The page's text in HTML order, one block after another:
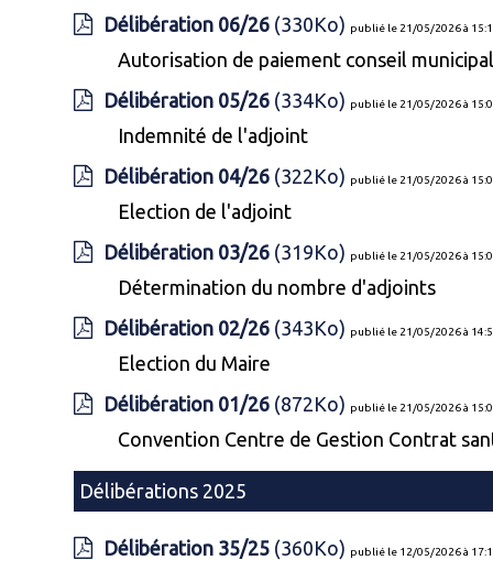
Délibération 06/26 (330Ko) publié le 21/05/2026 à
Autorisation de paiement conseil
Délibération 05/26 (334Ko) publié le 21/05/2026 à
Indemnité de l'adjoint
Délibération 04/26 (322Ko) publié le 21/05/2026 à
Election de l'adjoint
Délibération 03/26 (319Ko) publié le 21/05/2026 à
Détermination du nombre d'adjoints
Délibération 02/26 (343Ko) publié le 21/05/2026 à
Election du Maire
Délibération 01/26 (872Ko) publié le 21/05/2026 à
Convention Centre de Gestion Contrat
Délibérations 2025
Délibération 35/25 (360Ko) publié le 12/05/2026 à